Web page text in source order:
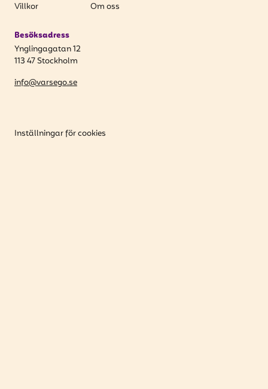
Villkor
Om oss
Besöksadress
Ynglingagatan 12
113 47 Stockholm
info@varsego.se
Inställningar för cookies